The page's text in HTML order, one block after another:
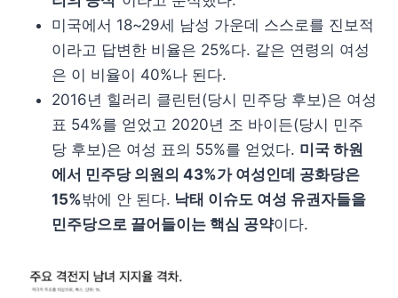
미국에서 18~29세 남성 가운데 스스로를 진보적
이라고 답변한 비율은 25%다. 같은 연령의 여성
은 이 비율이 40%나 된다.
2016년 힐러리 클린턴(당시 민주당 후보)은 여성
표 54%를 얻었고 2020년 조 바이든(당시 민주
당 후보)은 여성 표의 55%를 얻었다. 미국 하원
에서 민주당 의원의 43%가 여성인데 공화당은
15%밖에 안 된다. 낙태 이슈도 여성 유권자들을
민주당으로 끌어들이는 핵심 공약이다.